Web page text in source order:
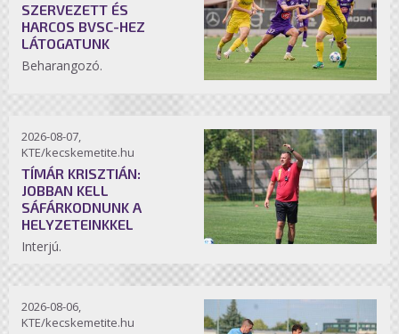
SZERVEZETT ÉS
HARCOS BVSC-HEZ
LÁTOGATUNK
Beharangozó.
2026-08-07,
KTE/kecskemetite.hu
TÍMÁR KRISZTIÁN:
JOBBAN KELL
SÁFÁRKODNUNK A
HELYZETEINKKEL
Interjú.
2026-08-06,
KTE/kecskemetite.hu